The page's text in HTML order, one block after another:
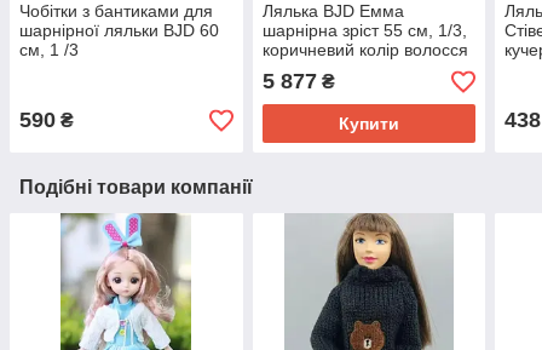
Чобітки з бантиками для
шарнірної ляльки BJD 60
см, 1 /3
590 ₴
Лялька BJD Емма
шарнірна зріст 55 см, 1/3,
коричневий колір волосся
подарунокова коробка
5 877₴
Купити 438
Подібні товари компанії